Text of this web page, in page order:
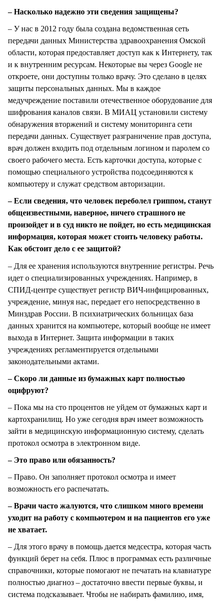
– Насколько надежно эти сведения защищены?
– У нас в 2012 году была создана ведомственная сеть
передачи данных Министерства здравоохранения Омской
области, которая предоставляет доступ как к Интернету, так
и к внутренним ресурсам. Некоторые вы через Google не
откроете, они доступны только врачу. Это сделано в целях
защиты персональных данных. Мы в каждое
медучреждение поставили отечественное оборудование для
шифрования каналов связи. В МИАЦ установили систему
обнаружения вторжений и систему мониторинга сети
передачи данных. Существует разграничение прав доступа,
врач должен входить под отдельным логином и паролем со
своего рабочего места. Есть карточки доступа, которые с
помощью специального устройства подсоединяются к
компьютеру и служат средством авторизации.
– Если сведения, что человек переболел гриппом, станут
общеизвестными, наверное, ничего страшного не
произойдет и в суд никто не пойдет, но есть медицинская
информация, которая может стоить человеку работы.
Как обстоит дело с ее защитой?
– Для ее хранения используются внутренние регистры. Речь
идет о специализированных учреждениях. Например, в
СПИД-центре существует регистр ВИЧ-инфицированных,
учреждение, минуя нас, передает его непосредственно в
Минздрав России. В психиатрических больницах база
данных хранится на компьютере, который вообще не имеет
выхода в Интернет. Защита информации в таких
учреждениях регламентируется отдельными
законодательными актами.
– Скоро ли данные из бумажных карт полностью
оцифруют?
– Пока мы на сто процентов не уйдем от бумажных карт и
картохранилищ. Но уже сегодня врач имеет возможность
зайти в медицинскую информационную систему, сделать
протокол осмотра в электронном виде.
– Это право или обязанность?
– Право. Он заполняет протокол осмотра и имеет
возможность его распечатать.
– Врачи часто жалуются, что слишком много времени
уходит на работу с компьютером и на пациентов его уже
не хватает.
– Для этого врачу в помощь дается медсестра, которая часть
функций берет на себя. Плюс в программах есть различные
справочники, которые помогают не печатать на клавиатуре
полностью диагноз – достаточно ввести первые буквы, и
система подсказывает. Чтобы не набирать фамилию, имя,